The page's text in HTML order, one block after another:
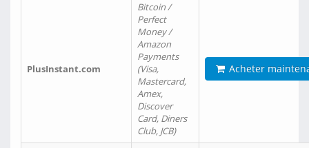
PlusInstant.com
Bitcoin /
Perfect
Money /
Amazon
Payments
(Visa,
Mastercard,
Amex,
Discover
Card, Diners
Club, JCB)
Acheter